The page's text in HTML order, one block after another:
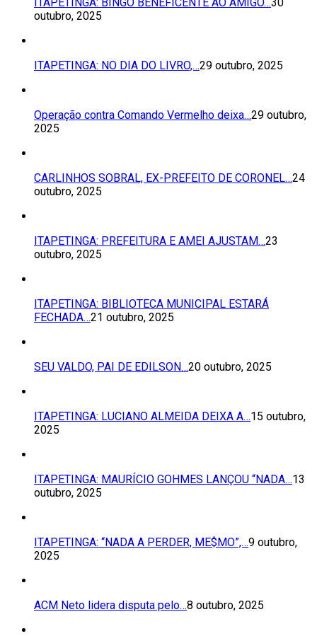
outubro, 2025
ITAPETINGA: NO DIA DO LIVRO,…29 outubro, 2025
Operação contra Comando Vermelho deixa…29 outubro,
2025
CARLINHOS SOBRAL, EX-PREFEITO DE CORONEL…24
outubro, 2025
ITAPETINGA: PREFEITURA E AMEI AJUSTAM…23
outubro, 2025
ITAPETINGA: BIBLIOTECA MUNICIPAL ESTARÁ
FECHADA…21 outubro, 2025
SEU VALDO, PAI DE EDILSON…20 outubro, 2025
ITAPETINGA: LUCIANO ALMEIDA DEIXA A…15 outubro,
2025
ITAPETINGA: MAURÍCIO GOHMES LANÇOU “NADA…13
outubro, 2025
ITAPETINGA: “NADA A PERDER, ME$MO”,…9 outubro,
2025
ACM Neto lidera disputa pelo…8 outubro, 2025